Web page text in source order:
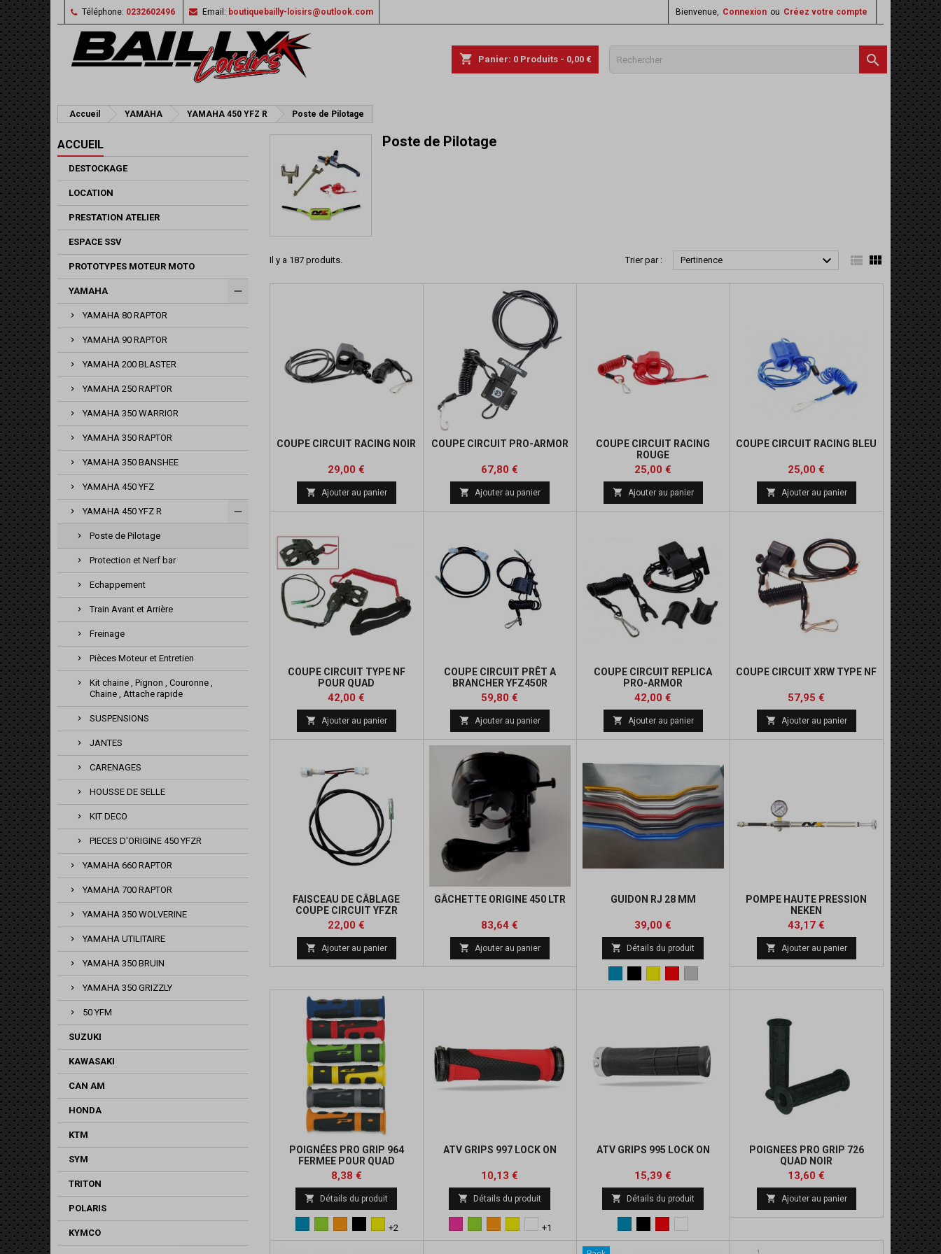
Téléphone: 0232602496 Email: boutiquebailly-loisirs@outlook.com Bienvenue, Connexion ou Créez votre compte

shopping_cart Panier: 0 Produits - 0,00 €
Accueil YAMAHA YAMAHA 450 YFZ R Poste de Pilotage
ACCUEIL
DESTOCKAGE
LOCATION
PRESTATION ATELIER
ESPACE SSV
PROTOTYPES MOTEUR MOTO
YAMAHA
YAMAHA 80 RAPTOR
YAMAHA 90 RAPTOR
YAMAHA 200 BLASTER
YAMAHA 250 RAPTOR
YAMAHA 350 WARRIOR
YAMAHA 350 RAPTOR
YAMAHA 350 BANSHEE
YAMAHA 450 YFZ
YAMAHA 450 YFZ R
Poste de Pilotage
Protection et Nerf bar
Echappement
Train Avant et Arrière
Freinage
Pièces Moteur et Entretien
Kit chaine , Pignon , Couronne ,
Chaine , Attache rapide
SUSPENSIONS
JANTES
CARENAGES
HOUSSE DE SELLE
KIT DECO
PIECES D'ORIGINE 450 YFZR
YAMAHA 660 RAPTOR
YAMAHA 700 RAPTOR
YAMAHA 350 WOLVERINE
YAMAHA UTILITAIRE
YAMAHA 350 BRUIN
YAMAHA 350 GRIZZLY
50 YFM
SUZUKI
KAWASAKI
CAN AM
HONDA
KTM
SYM
TRITON
POLARIS
KYMCO
Poste de Pilotage
Il y a 187 produits. Trier par : Pertinence   
COUPE CIRCUIT RACING NOIR
Prix
29,00 €
 Ajouter au panier
COUPE CIRCUIT PRO-ARMOR
Prix
67,80 €
 Ajouter au panier
COUPE CIRCUIT RACING
ROUGE
Prix
25,00 €
 Ajouter au panier
COUPE CIRCUIT RACING BLEU
Prix
25,00 €
 Ajouter au panier
COUPE CIRCUIT TYPE NF
POUR QUAD
Prix
42,00 €
 Ajouter au panier
COUPE CIRCUIT PRÊT A
BRANCHER YFZ450R
Prix
59,80 €
 Ajouter au panier
COUPE CIRCUIT REPLICA
PRO-ARMOR
Prix
42,00 €
 Ajouter au panier
COUPE CIRCUIT XRW TYPE NF
Prix
57,95 €
base
 Ajouter au panier
FAISCEAU DE CÂBLAGE
COUPE CIRCUIT YFZR
Prix
22,00 €
 Ajouter au panier
GÂCHETTE ORIGINE 450 LTR
Prix
83,64 €
base
 Ajouter au panier
GUIDON RJ 28 MM
Prix
39,00 €
 Détails du produit
POMPE HAUTE PRESSION
NEKEN
Prix
43,17 €
base
 Ajouter au panier
POIGNÉES PRO GRIP 964
FERMEE POUR QUAD
GACHETTE
Prix
8,38 €Prix
base
 Détails du produit
Jaune
+2
ATV GRIPS 997 LOCK ON
Prix
10,13 €
base
 Détails du produit
blanc
+1
ATV GRIPS 995 LOCK ON
Prix
15,39 €
base
 Détails du produit
POIGNEES PRO GRIP 726
QUAD NOIR
Prix
13,60 €
base
 Ajouter au panier